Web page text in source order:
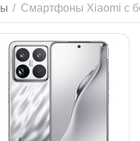
/ Смартфоны Xiaomi с